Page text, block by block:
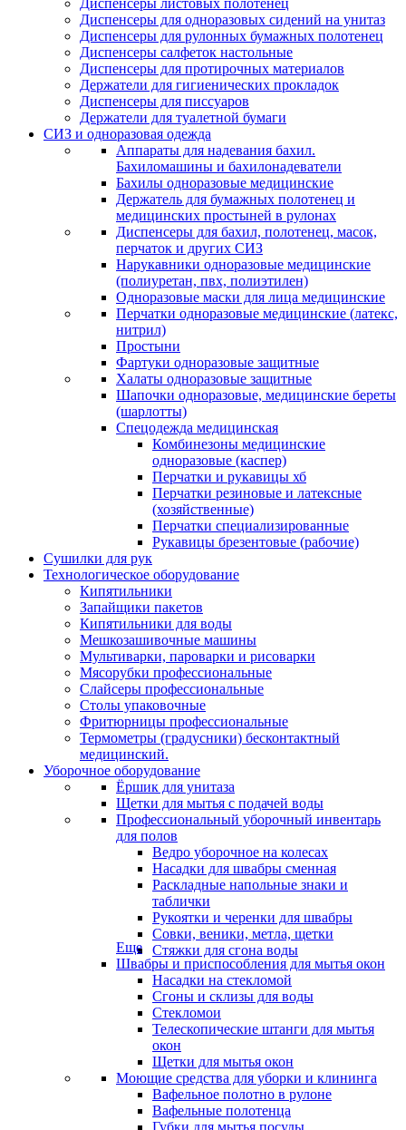
Диспенсеры листовых полотенец
Диспенсеры для одноразовых сидений на унитаз
Диспенсеры для рулонных бумажных полотенец
Диспенсеры салфеток настольные
Диспенсеры для протирочных материалов
Держатели для гигиенических прокладок
Диспенсеры для писсуаров
Держатели для туалетной бумаги
СИЗ и одноразовая одежда
Аппараты для надевания бахил.
Бахиломашины и бахилонадеватели
Бахилы одноразовые медицинские
Держатель для бумажных полотенец и
медицинских простыней в рулонах
Диспенсеры для бахил, полотенец, масок,
перчаток и других СИЗ
Нарукавники одноразовые медицинские
(полиуретан, пвх, полиэтилен)
Одноразовые маски для лица медицинские
Перчатки одноразовые медицинские (латекс,
нитрил)
Простыни
Фартуки одноразовые защитные
Халаты одноразовые защитные
Шапочки одноразовые, медицинские береты
(шарлотты)
Спецодежда медицинская
Комбинезоны медицинские
одноразовые (каспер)
Перчатки и рукавицы хб
Перчатки резиновые и латексные
(хозяйственные)
Перчатки специализированные
Рукавицы брезентовые (рабочие)
Сушилки для рук
Технологическое оборудование
Кипятильники
Запайщики пакетов
Кипятильники для воды
Мешкозашивочные машины
Мультиварки, пароварки и рисоварки
Мясорубки профессиональные
Слайсеры профессиональные
Столы упаковочные
Фритюрницы профессиональные
Термометры (градусники) бесконтактный
медицинский.
Уборочное оборудование
Ёршик для унитаза
Щетки для мытья с подачей воды
Профессиональный уборочный инвентарь
для полов
Ведро уборочное на колесах
Насадки для швабры сменная
Раскладные напольные знаки и
таблички
Рукоятки и черенки для швабры
Совки, веники, метла, щетки
Стяжки для сгона воды
Еще
Швабры и приспособления для мытья окон
Насадки на стекломой
Сгоны и склизы для воды
Стекломои
Телескопические штанги для мытья
окон
Щетки для мытья окон
Моющие средства для уборки и клининга
Вафельное полотно в рулоне
Вафельные полотенца
Губки для мытья посуды